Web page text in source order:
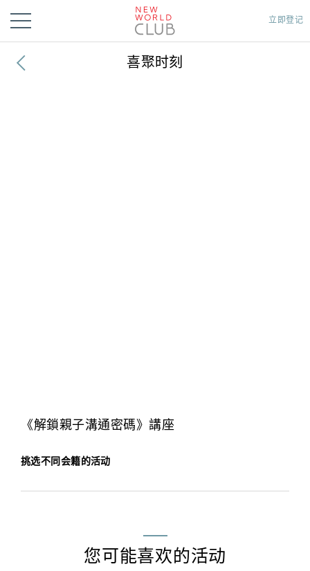
立即登记
喜聚时刻
《解鎖親子溝通密碼》講座
挑选不同会籍的活动
您可能喜欢的活动